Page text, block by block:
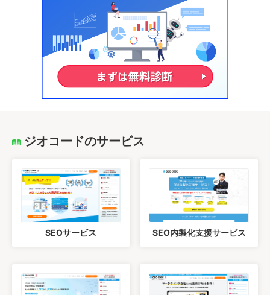
ジオコードのサービス
SEOサービス SEO内製化支援サービス